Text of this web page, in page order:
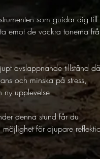
som guidar dig till
emot de vackra tonerna
avslappnande tillstånd
och minska på stress,
ny upplevelse.
denna stund får du
för djupare